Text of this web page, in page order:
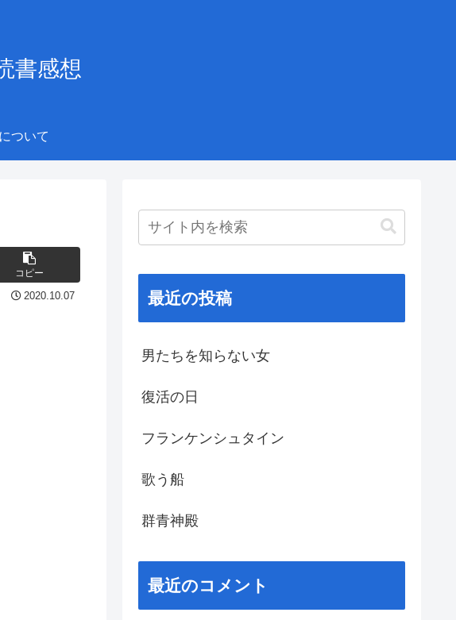
書感想
ついて
コピー
2020.10.07 最近の投稿
男たちを知らない女
復活の日
フランケンシュタイン
歌う船
群青神殿
最近のコメント